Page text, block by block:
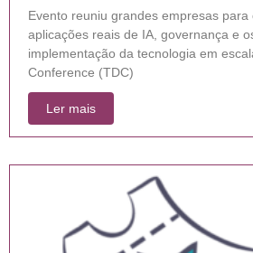
Evento reuniu grandes empresas para
aplicações reais de IA, governança e
implementação da tecnologia em
Conference (TDC)
Ler mais